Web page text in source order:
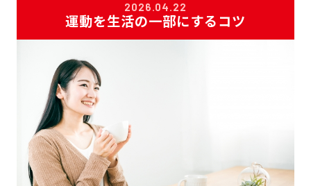
2026.04.22
運動を生活の一部にするコツ